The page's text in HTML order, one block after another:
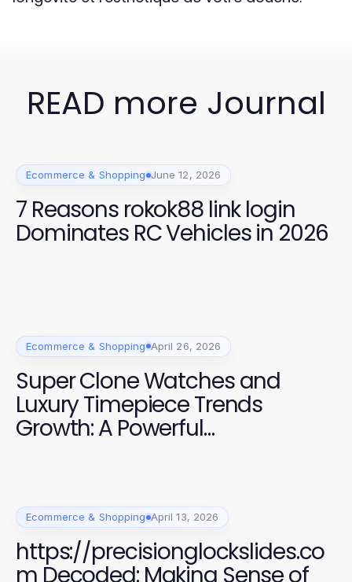
READ more Journal
Ecommerce & Shopping June 12, 2026
7 Reasons rokok88 link login
Dominates RC Vehicles in 2026
Ecommerce & Shopping April 26, 2026
Super Clone Watches and
Luxury Timepiece Trends
Growth: A Powerful
Ecommerce & Shopping April 13, 2026
https://precisionglockslides.co
m Decoded: Making Sense of